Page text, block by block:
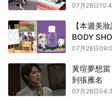
「像SUV一
07月28日
【本週美
BODY
夏」活動
07月28日
黃瑄夢想
到張雁名
07月28日